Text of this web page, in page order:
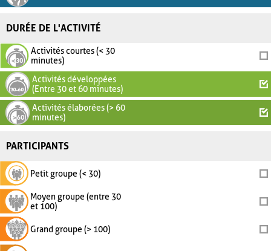
DURÉE DE L'ACTIVITÉ
Activités courtes (< 30
minutes)
Activités développées
(Entre 30 et 60 minutes)
Activités élaborées (> 60
minutes)
PARTICIPANTS
Petit groupe (< 30)
Moyen groupe (entre 30
et 100)
Grand groupe (> 100)